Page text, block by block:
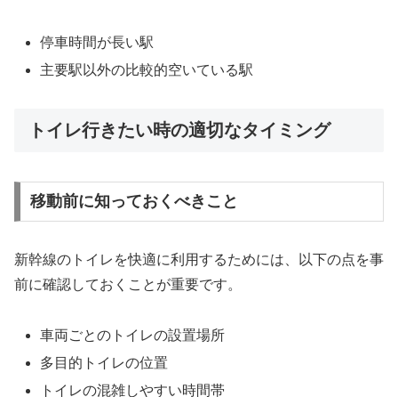
停車時間が長い駅
主要駅以外の比較的空いている駅
トイレ行きたい時の適切なタイミング
移動前に知っておくべきこと
新幹線のトイレを快適に利用するためには、以下の点を事
前に確認しておくことが重要です。
車両ごとのトイレの設置場所
多目的トイレの位置
トイレの混雑しやすい時間帯